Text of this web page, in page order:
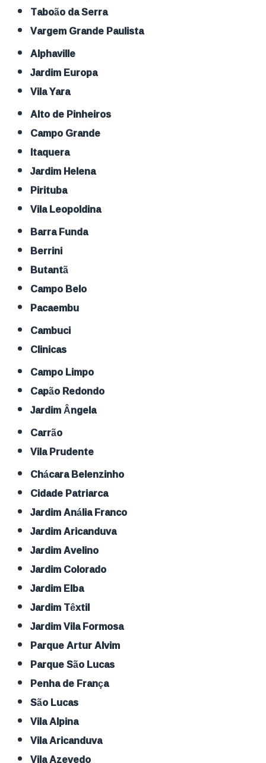
Taboão da Serra
Vargem Grande Paulista
Alphaville
Jardim Europa
Vila Yara
Alto de Pinheiros
Campo Grande
Itaquera
Jardim Helena
Pirituba
Vila Leopoldina
Barra Funda
Berrini
Butantã
Campo Belo
Pacaembu
Cambuci
Clinicas
Campo Limpo
Capão Redondo
Jardim Ângela
Carrão
Vila Prudente
Chácara Belenzinho
Cidade Patriarca
Jardim Anália Franco
Jardim Aricanduva
Jardim Avelino
Jardim Colorado
Jardim Elba
Jardim Têxtil
Jardim Vila Formosa
Parque Artur Alvim
Parque São Lucas
Penha de França
São Lucas
Vila Alpina
Vila Aricanduva